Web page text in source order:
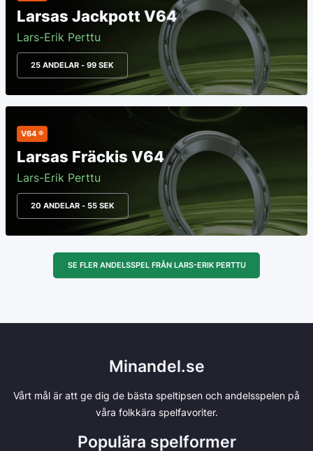
Larsas Jackpott V64
Lars-Erik Perttu
25 ANDELAR - 99 SEK
V64 ®
Larsas Fräckis V64
Lars-Erik Perttu
20 ANDELAR - 55 SEK
SE FLER ANDELSSPEL FRÅN LARS-ERIK PERTTU
Minandel.se
Vårt mål är att ge dig de bästa speltipsen och andelsspelen på
våra folkkära spelfavoriter.
Populära spelformer